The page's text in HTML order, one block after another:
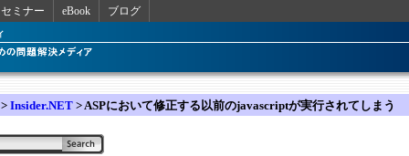
セミナー eBook ブログ
> Insider.NET > ASPにおいて修正する以前のjavascriptが実行されてしまう